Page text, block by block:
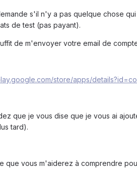
s'il n'y a pas quelque chose
de test (pas payant).
de m'envoyer votre email de
store/apps/
que je vous dise que je vous ai
tard).
que vous m'aiderez à comprendre